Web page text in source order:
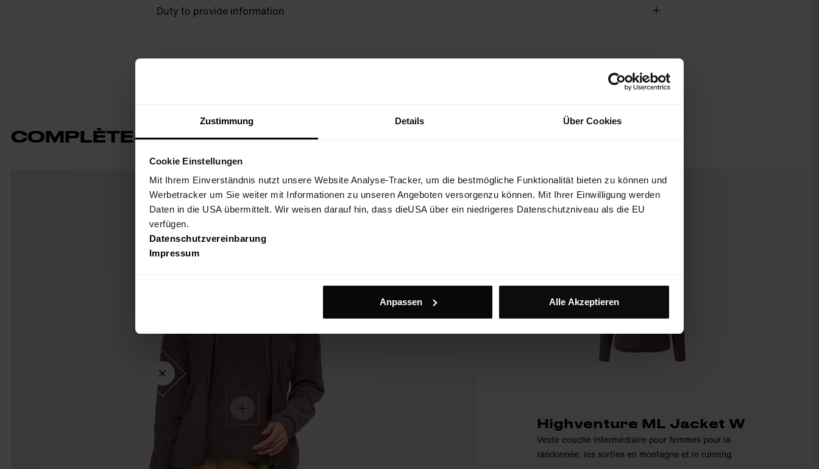
Zustimmung Details Über Cookies
Cookie Einstellungen
Mit Ihrem Einverständnis nutzt unsere Website Analyse-Tracker, um die bestmögliche Funktionalität bieten zu können und
Werbetracker um Sie weiter mit Informationen zu unseren Angeboten versorgenzu können. Mit Ihrer Einwilligung werden
Daten in die USA übermittelt. Wir weisen darauf hin, dass dieUSA über ein niedrigeres Datenschutzniveau als die EU
verfügen.
Datenschutzvereinbarung
Impressum
Anpassen Alle Akzeptieren
Duty to provide information
COMPLÈTE TA TENUE
Highventure ML Jacket W
Veste couche intermédiaire pour femmes pour la
randonnée, les sorties en montagne et le running